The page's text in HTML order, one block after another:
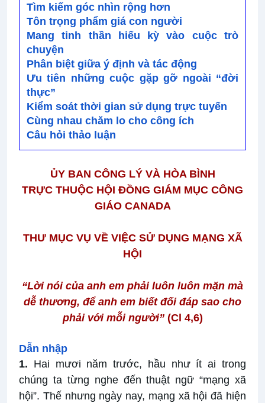
Tìm kiếm góc nhìn rộng hơn
Tôn trọng phẩm giá con người
Mang tinh thần hiếu kỳ vào cuộc trò
chuyện
Phân biệt giữa ý định và tác động
Ưu tiên những cuộc gặp gỡ ngoài “đời
thực”
Kiểm soát thời gian sử dụng trực tuyến
Cùng nhau chăm lo cho công ích
Câu hỏi thảo luận
ỦY BAN CÔNG LÝ VÀ HÒA BÌNH
TRỰC THUỘC HỘI ĐỒNG GIÁM MỤC CÔNG
GIÁO CANADA
THƯ MỤC VỤ VỀ VIỆC SỬ DỤNG MẠNG XÃ
HỘI
“Lời nói của anh em phải luôn luôn mặn mà
dễ thương, để anh em biết đối đáp sao cho
phải với mỗi người” (Cl 4,6)
Dẫn nhập
1. Hai mươi năm trước, hầu như ít ai trong
chúng ta từng nghe đến thuật ngữ “mạng xã
hội”. Thế nhưng ngày nay, mạng xã hội đã hiện